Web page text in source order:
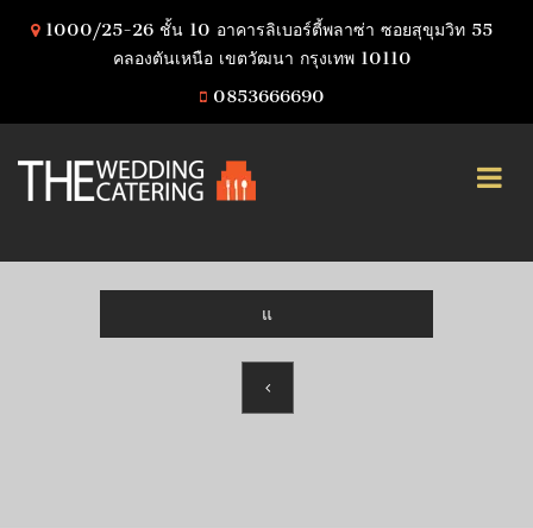
1000/25-26 ชั้น 10 อาคารลิเบอร์ตี้พลาซ่า ซอยสุขุมวิท 55
คลองตันเหนือ เขตวัฒนา กรุงเทพ 10110
0853666690
แ